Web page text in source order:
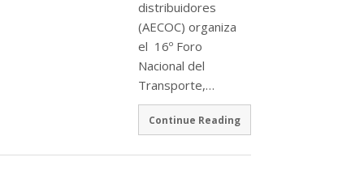
distribuidores
(AECOC) organiza
el 16º Foro
Nacional del
Transporte,…
Continue Reading